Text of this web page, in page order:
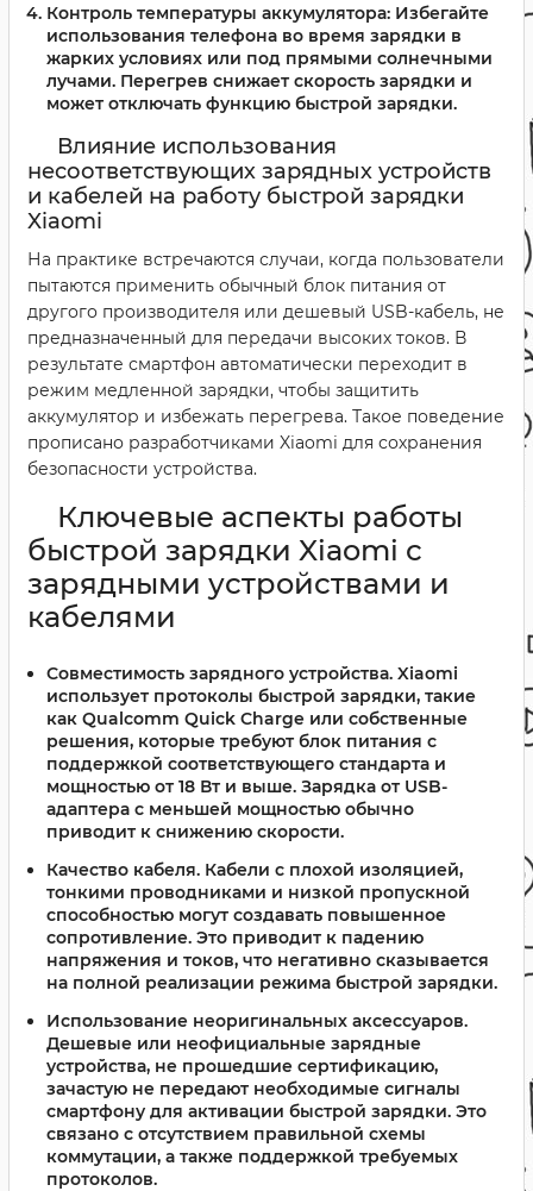
Контроль температуры аккумулятора: Избегайте
использования телефона во время зарядки в
жарких условиях или под прямыми солнечными
лучами. Перегрев снижает скорость зарядки и
может отключать функцию быстрой зарядки.
Влияние использования
несоответствующих зарядных устройств
и кабелей на работу быстрой зарядки
Xiaomi
На практике встречаются случаи, когда пользователи
пытаются применить обычный блок питания от
другого производителя или дешевый USB-кабель, не
предназначенный для передачи высоких токов. В
результате смартфон автоматически переходит в
режим медленной зарядки, чтобы защитить
аккумулятор и избежать перегрева. Такое поведение
прописано разработчиками Xiaomi для сохранения
безопасности устройства.
Ключевые аспекты работы
быстрой зарядки Xiaomi с
зарядными устройствами и
кабелями
Совместимость зарядного устройства. Xiaomi
использует протоколы быстрой зарядки, такие
как Qualcomm Quick Charge или собственные
решения, которые требуют блок питания с
поддержкой соответствующего стандарта и
мощностью от 18 Вт и выше. Зарядка от USB-
адаптера с меньшей мощностью обычно
приводит к снижению скорости.
Качество кабеля. Кабели с плохой изоляцией,
тонкими проводниками и низкой пропускной
способностью могут создавать повышенное
сопротивление. Это приводит к падению
напряжения и токов, что негативно сказывается
на полной реализации режима быстрой зарядки.
Использование неоригинальных аксессуаров.
Дешевые или неофициальные зарядные
устройства, не прошедшие сертификацию,
зачастую не передают необходимые сигналы
смартфону для активации быстрой зарядки. Это
связано с отсутствием правильной схемы
коммутации, а также поддержкой требуемых
протоколов.